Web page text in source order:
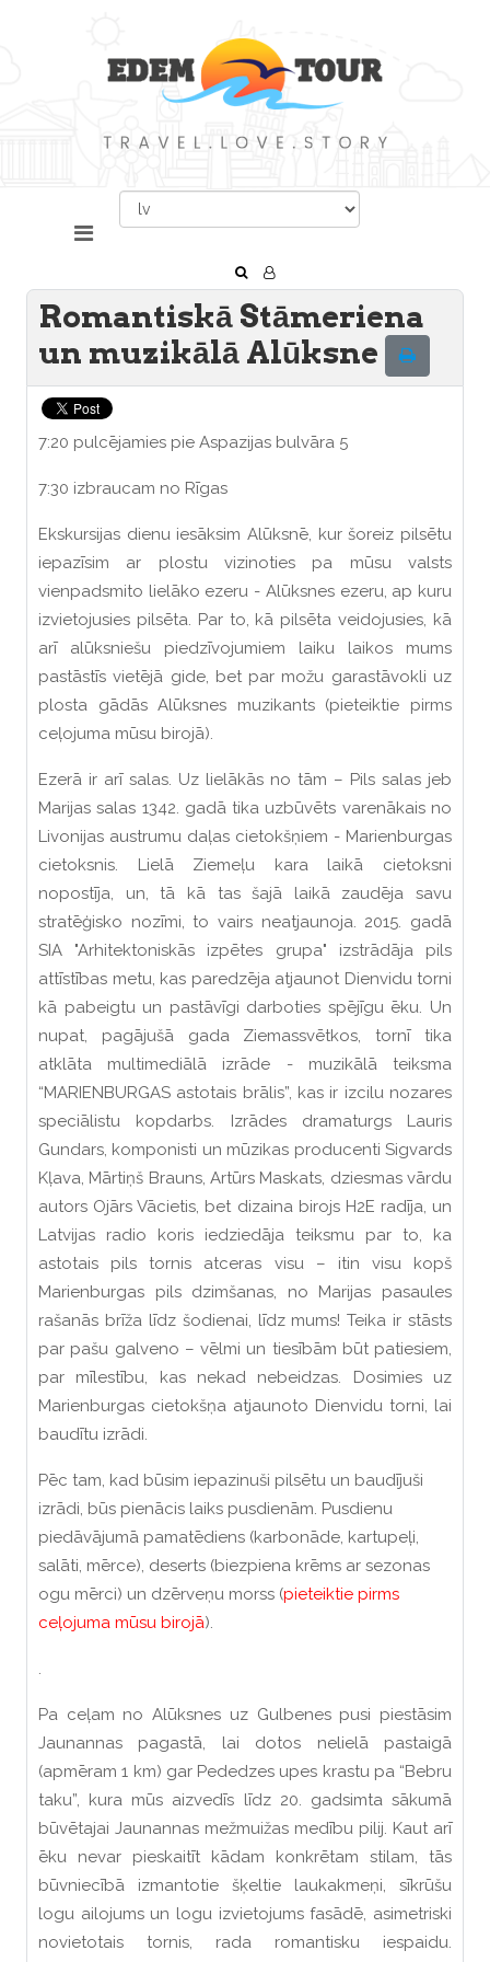
Romantiskā Stāmeriena
un muzikālā Alūksne
7:20 pulcējamies pie Aspazijas bulvāra 5
7:30 izbraucam no Rīgas
Ekskursijas dienu iesāksim Alūksnē, kur šoreiz pilsētu
iepazīsim ar plostu vizinoties pa mūsu valsts
vienpadsmito lielāko ezeru - Alūksnes ezeru, ap kuru
izvietojusies pilsēta. Par to, kā pilsēta veidojusies, kā
arī alūksniešu piedzīvojumiem laiku laikos mums
pastāstīs vietējā gide, bet par možu garastāvokli uz
plosta gādās Alūksnes muzikants (pieteiktie pirms
ceļojuma mūsu birojā).
Ezerā ir arī salas. Uz lielākās no tām – Pils salas jeb
Marijas salas 1342. gadā tika uzbūvēts varenākais no
Livonijas austrumu daļas cietokšņiem - Marienburgas
cietoksnis. Lielā Ziemeļu kara laikā cietoksni
nopostīja, un, tā kā tas šajā laikā zaudēja savu
stratēģisko nozīmi, to vairs neatjaunoja. 2015. gadā
SIA "Arhitektoniskās izpētes grupa" izstrādāja pils
attīstības metu, kas paredzēja atjaunot Dienvidu torni
kā pabeigtu un pastāvīgi darboties spējīgu ēku. Un
nupat, pagājušā gada Ziemassvētkos, tornī tika
atklāta multimediālā izrāde - muzikālā teiksma
“MARIENBURGAS astotais brālis”, kas ir izcilu nozares
speciālistu kopdarbs. Izrādes dramaturgs Lauris
Gundars, komponisti un mūzikas producenti Sigvards
Kļava, Mārtiņš Brauns, Artūrs Maskats, dziesmas vārdu
autors Ojārs Vācietis, bet dizaina birojs H2E radīja, un
Latvijas radio koris iedziedāja teiksmu par to, ka
astotais pils tornis atceras visu – itin visu kopš
Marienburgas pils dzimšanas, no Marijas pasaules
rašanās brīža līdz šodienai, līdz mums! Teika ir stāsts
par pašu galveno – vēlmi un tiesībām būt patiesiem,
par mīlestību, kas nekad nebeidzas. Dosimies uz
Marienburgas cietokšņa atjaunoto Dienvidu torni, lai
baudītu izrādi.
Pēc tam, kad būsim iepazinuši pilsētu un baudījuši
izrādi, būs pienācis laiks pusdienām. Pusdienu
piedāvājumā pamatēdiens (karbonāde, kartupeļi,
salāti, mērce), deserts (biezpiena krēms ar sezonas
ogu mērci) un dzērveņu morss (pieteiktie pirms
ceļojuma mūsu birojā).
.
Pa ceļam no Alūksnes uz Gulbenes pusi piestāsim
Jaunannas pagastā, lai dotos nelielā pastaigā
(apmēram 1 km) gar Pededzes upes krastu pa “Bebru
taku”, kura mūs aizvedīs līdz 20. gadsimta sākumā
būvētajai Jaunannas mežmuižas medību pilij. Kaut arī
ēku nevar pieskaitīt kādam konkrētam stilam, tās
būvniecībā izmantotie šķeltie laukakmeņi, sīkrūšu
logu ailojums un logu izvietojums fasādē, asimetriski
novietotais tornis, rada romantisku iespaidu.